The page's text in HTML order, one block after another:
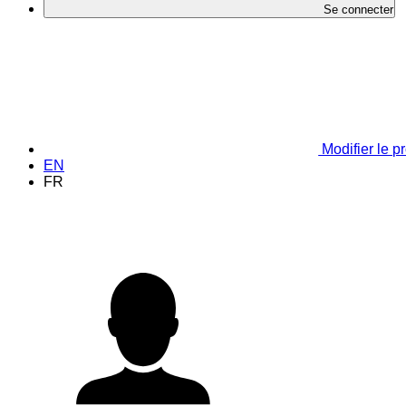
Se connecter
Modifier le
EN
FR